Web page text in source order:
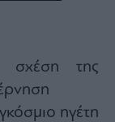
σχέση της
ηγέτη